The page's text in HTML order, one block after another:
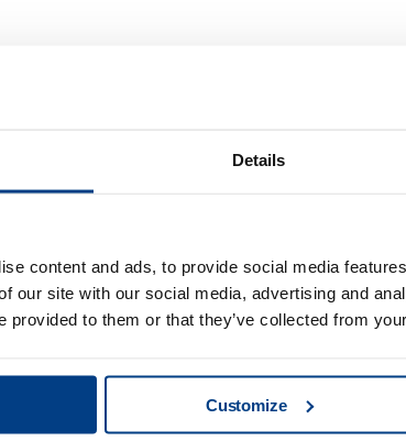
Details
content and ads, to provide social media
our site with our social media, advertising and
provided to them or that they’ve collected from
Customize
間が終わってからクインタス・ケアを検
頼性が高いはずなのに、なぜサポート